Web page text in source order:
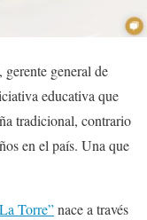
general de
educativa que
tradicional, contrario
en el país. Una que
Torre”nace a través